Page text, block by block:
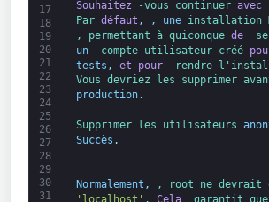
17
18
19
20
21
22
23
24
25
26
27
28
29
30
31
Souhaitez
-vous continuer avec
Par défaut , , une installation
, permettant à quiconque de
un
compte utilisateur créé
tests , et pour rendre l'
Vous devriez les supprimer
production.
Supprimer les utilisateurs
Succès .
Normalement , , root ne devrait
'localhost' . Cela garantit que